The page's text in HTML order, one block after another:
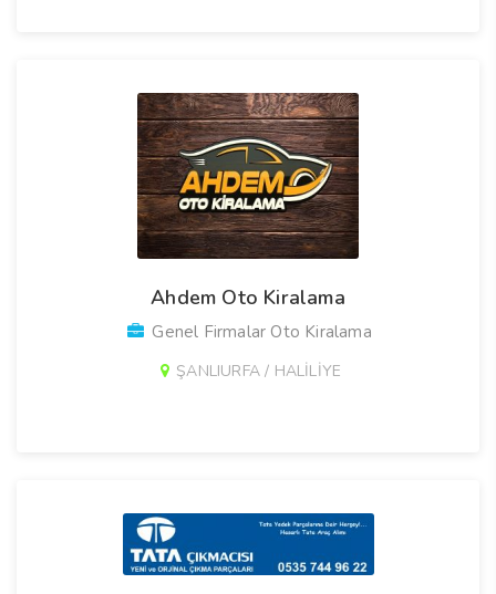
Ahdem Oto Kiralama
Genel Firmalar Oto Kiralama
ŞANLIURFA / HALİLİYE